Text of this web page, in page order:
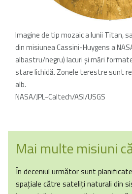
Imagine de tip mozaic a lunii Titan,
din misiunea Cassini-Huygens a
albastru/negru) lacuri și mări
stare lichidă. Zonele terestre sunt
alb.
NASA/JPL-Caltech/ASI/USGS
Mai multe misiuni
În deceniul următor sunt
spațiale către sateliţi naturali din